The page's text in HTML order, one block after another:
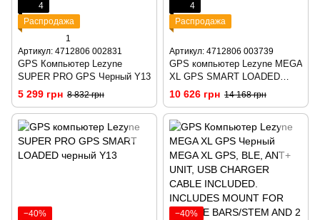
4
Распродажа
1
Артикул: 4712806 002831
GPS Компьютер Lezyne
SUPER PRO GPS Черный Y13
5 299 грн 8 832 грн
4
Распродажа
Артикул: 4712806 003739
GPS компьютер Lezyne MEGA
XL GPS SMART LOADED
Черный Y13
10 626 грн 14 168 грн
−40%
−40%